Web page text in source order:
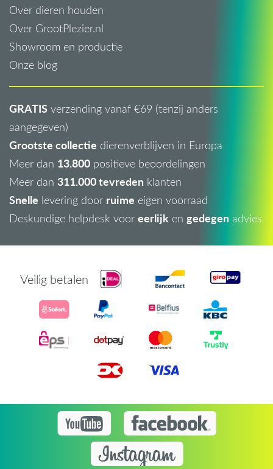
Over dieren houden
Over GrootPlezier.nl
Showroom en productie
Onze blog
GRATIS verzending vanaf €69 (tenzij anders
aangegeven)
Grootste collectie dierenverblijven in Europa
Meer dan 13.800 positieve beoordelingen
Meer dan 311.000 tevreden klanten
Snelle levering door ruime eigen voorraad
Deskundige helpdesk voor eerlijk en gedegen advies
Veilig betalen